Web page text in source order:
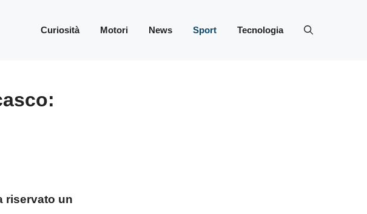
Curiosità Motori News Sport Tecnologia
riservato un